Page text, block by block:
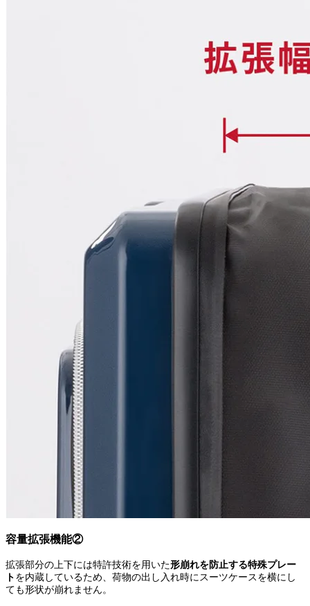
容量拡張機能②
拡張部分の上下には特許技術を用いた形崩れを防止する特殊プレー
ト を内蔵しているため、荷物の出し入れ時にスーツケースを横にし
ても形状が崩れません。